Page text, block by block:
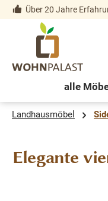
Zur
Über 20 Jahre
alle
Landhausmöbel
Elegante